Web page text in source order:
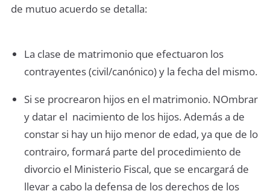
de mutuo acuerdo se detalla:
La clase de matrimonio que efectuaron los
contrayentes (civil/canónico) y la fecha del mismo.
Si se procrearon hijos en el matrimonio. NOmbrar
y datar el nacimiento de los hijos. Además a de
constar si hay un hijo menor de edad, ya que de lo
contrairo, formará parte del procedimiento de
divorcio el Ministerio Fiscal, que se encargará de
llevar a cabo la defensa de los derechos de los